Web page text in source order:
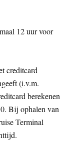
12 uur voor
creditcard
(i.v.m.
berekenen
Bij ophalen van
Terminal